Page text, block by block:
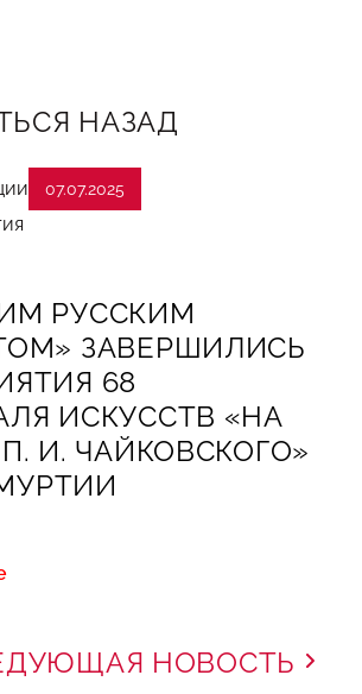
НАЗАД
07.07.2025
РУССКИМ
ЗАВЕРШИЛИСЬ
68
ИСКУССТВ «НА
И. ЧАЙКОВСКОГО»
НОВОСТЬ